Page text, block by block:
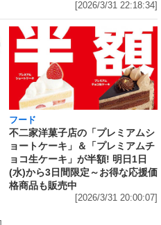
[2026/3/31 22:18:34]
フード
不二家洋菓子店の「プレミアムシ
ョートケーキ」＆「プレミアムチ
ョコ生ケーキ」が半額! 明日1日
(水)から3日間限定～お得な応援価
格商品も販売中
[2026/3/31 20:00:07]